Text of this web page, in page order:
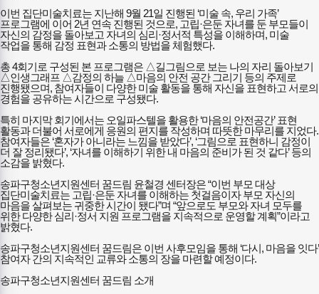
이번 집단미술치료는 지난해 9월 21일 진행된 ‘미술 속, 우리 가족’
프로그램에 이어 2년 연속 진행된 것으로, 고립·은둔 자녀를 둔 부모들이
자신의 감정을 돌아보고 자녀의 심리·정서적 특성을 이해하며, 미술
작업을 통해 감정 표현과 소통의 방법을 체험했다.
총 4회기로 구성된 본 프로그램은 △길그림으로 보는 나의 자리 돌아보기
△인생그래프 △감정의 하늘 △마음의 안전 공간 그리기 등의 주제로
진행됐으며, 참여자들이 다양한 미술 활동을 통해 자신을 표현하고 서로의
경험을 공유하는 시간으로 구성됐다.
특히 마지막 회기에서는 오일파스텔을 활용한 ‘마음의 안전공간’ 표현
활동과 더불어 서로에게 응원의 편지를 작성하며 따뜻한 마무리를 지었다.
참여자들은 ‘혼자가 아니라는 느낌을 받았다’, ‘그림으로 표현하니 감정이
더 잘 정리됐다’, ‘자녀를 이해하기 위한 내 마음의 준비가 된 것 같다’ 등의
소감을 밝혔다.
송파구청소년지원센터 꿈드림 윤철경 센터장은 “이번 부모 대상
집단미술치료는 고립·은둔 자녀를 이해하는 첫걸음이자 부모 자신의
마음을 살펴보는 귀중한 시간이 됐다”며 “앞으로도 부모와 자녀 모두를
위한 다양한 심리·정서 지원 프로그램을 지속적으로 운영할 계획”이라고
밝혔다.
송파구청소년지원센터 꿈드림은 이번 사후모임을 통해 ‘다시, 마음을 잇다’
참여자 간의 지속적인 교류와 소통의 장을 마련할 예정이다.
송파구청소년지원센터 꿈드림 소개